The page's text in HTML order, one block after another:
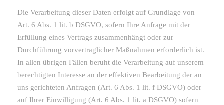
Die Verarbeitung dieser Daten erfolgt auf Grundlage von
Art. 6 Abs. 1 lit. b DSGVO, sofern Ihre Anfrage mit der
Erfüllung eines Vertrags zusammenhängt oder zur
Durchführung vorvertraglicher Maßnahmen erforderlich ist.
In allen übrigen Fällen beruht die Verarbeitung auf unserem
berechtigten Interesse an der effektiven Bearbeitung der an
uns gerichteten Anfragen (Art. 6 Abs. 1 lit. f DSGVO) oder
auf Ihrer Einwilligung (Art. 6 Abs. 1 lit. a DSGVO) sofern